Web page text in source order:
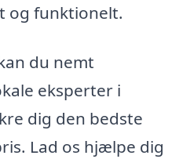
og funktionelt.
du nemt
eksperter i
dig den bedste
Lad os hjælpe dig